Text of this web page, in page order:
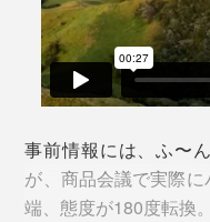
そして、『トゥルー
値が11+以上、MGO
特に、本品「MGO
ム。高い保護力が期
養蜂家は超レアな存在。
外せない予定、大切
トにもぴったり。体
で、誰かにすすめた
ニュージーランド全
のほとんどが先住民
人の立ち入りが許さ
最高品質のマヌカハ
研究だけでなく、「
ーシップが欠かせませ
サイドのミシン目を
正開封の心配もあり
デザイン・強度・不
ージは、2016年度ベ
を受賞。さらに2017
事前情報には、ふ〜
が、商品会議で実際
端、態度が180度転換。